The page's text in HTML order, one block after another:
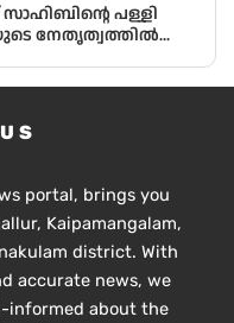
പള്ളി
നേതൃത്വത്തിൽ
portal, brings you
Kaipamangalam,
district. With
accurate news, we
informed about the